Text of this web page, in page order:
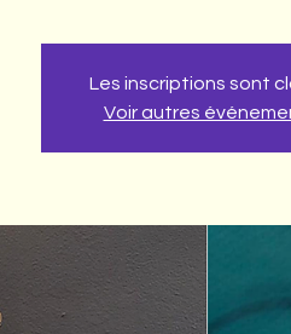
Les inscriptions sont
Voir autres